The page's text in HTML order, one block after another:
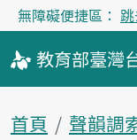
無障礙便捷區：
教育部臺灣
首頁 聲韻調